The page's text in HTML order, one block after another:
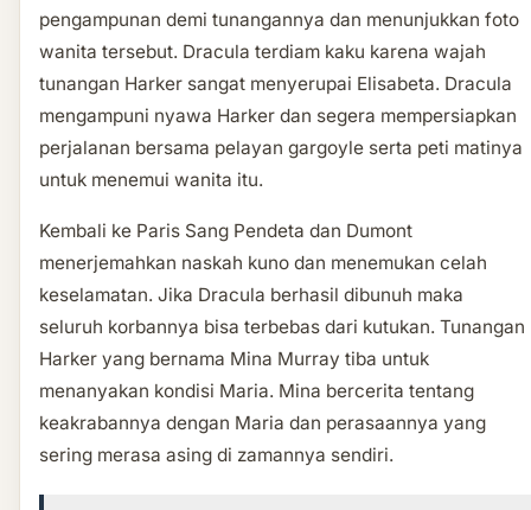
pengampunan demi tunangannya dan menunjukkan foto
wanita tersebut. Dracula terdiam kaku karena wajah
tunangan Harker sangat menyerupai Elisabeta. Dracula
mengampuni nyawa Harker dan segera mempersiapkan
perjalanan bersama pelayan gargoyle serta peti matinya
untuk menemui wanita itu.
Kembali ke Paris Sang Pendeta dan Dumont
menerjemahkan naskah kuno dan menemukan celah
keselamatan. Jika Dracula berhasil dibunuh maka
seluruh korbannya bisa terbebas dari kutukan. Tunangan
Harker yang bernama Mina Murray tiba untuk
menanyakan kondisi Maria. Mina bercerita tentang
keakrabannya dengan Maria dan perasaannya yang
sering merasa asing di zamannya sendiri.